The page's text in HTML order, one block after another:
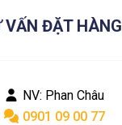
VẤN ĐẶT HÀNG
NV: Phan Châu
0901 09 00 77